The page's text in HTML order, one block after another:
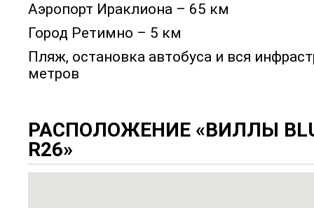
Аэропорт Ираклиона – 65 км
Город Ретимно – 5 км
Пляж, остановка автобуса и вся
метров
РАСПОЛОЖЕНИЕ «ВИЛЛЫ
R26»